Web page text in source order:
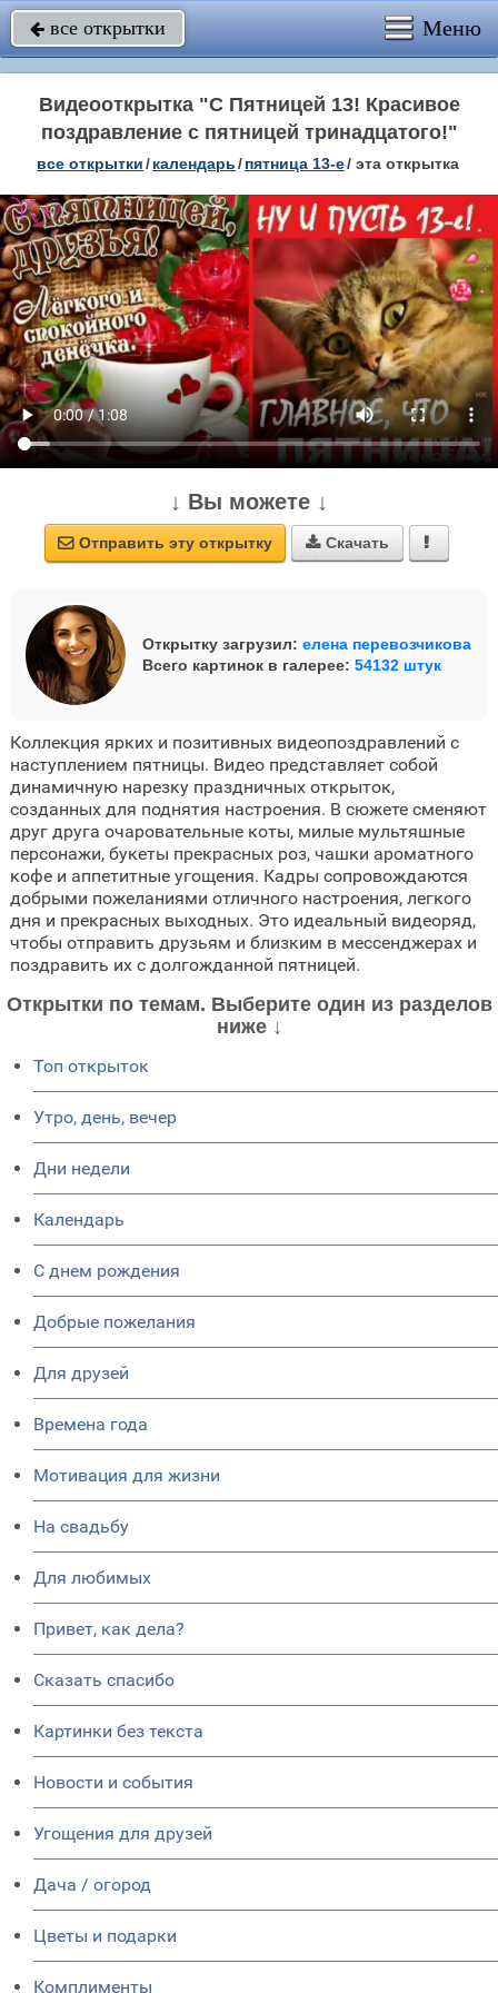
 все открытки Меню
Видеооткрытка "С Пятницей 13! Красивое
поздравление с пятницей тринадцатого!"
все открытки/календарь/пятница 13-е/ эта открытка
↓ Вы можете ↓
 Отправить эту открытку  Скачать 
Открытку загрузил: елена перевозчикова
Всего картинок в галерее: 54132 штук
Коллекция ярких и позитивных видеопоздравлений с
наступлением пятницы. Видео представляет собой
динамичную нарезку праздничных открыток,
созданных для поднятия настроения. В сюжете сменяют
друг друга очаровательные коты, милые мультяшные
персонажи, букеты прекрасных роз, чашки ароматного
кофе и аппетитные угощения. Кадры сопровождаются
добрыми пожеланиями отличного настроения, легкого
дня и прекрасных выходных. Это идеальный видеоряд,
чтобы отправить друзьям и близким в мессенджерах и
поздравить их с долгожданной пятницей.
Открытки по темам. Выберите один из разделов
ниже ↓
Топ открыток
Утро, день, вечер
Дни недели
Календарь
C днем рождения
Добрые пожелания
Для друзей
Времена года
Мотивация для жизни
На свадьбу
Для любимых
Привет, как дела?
Сказать спасибо
Картинки без текста
Новости и события
Угощения для друзей
Дача / огород
Цветы и подарки
Комплименты